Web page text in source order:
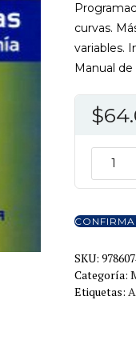
curvas.
variables.
Manual de
$
LA
Y
A
LA
SKU:
Categoría:
Etiquetas: